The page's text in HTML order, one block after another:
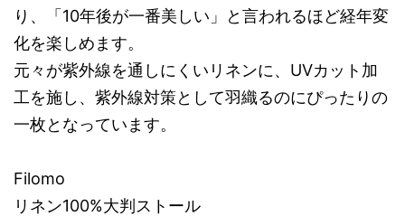
り、「10年後が一番美しい」と言われるほど経年変
化を楽しめます。
元々が紫外線を通しにくいリネンに、UVカット加
工を施し、紫外線対策として羽織るのにぴったりの
一枚となっています。
Filomo
リネン100%大判ストール